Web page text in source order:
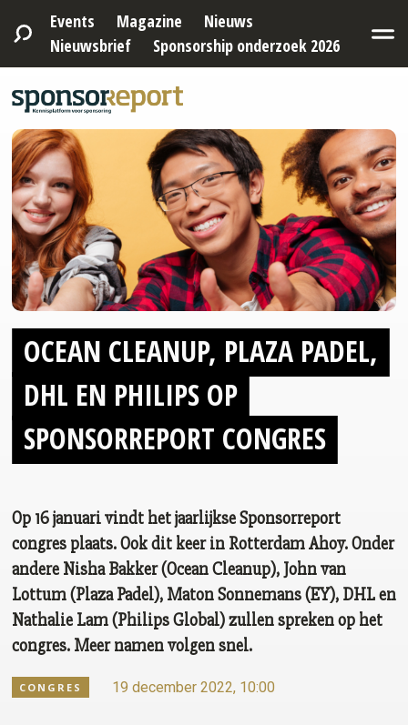
Events Magazine
Nieuws
Nieuwsbrief
Sponsorship onderzoek 2026
CONGRES 19 december 2022, 10:00
OCEAN CLEANUP, PLAZA PADEL,
DHL EN PHILIPS OP
SPONSORREPORT CONGRES
Op 16 januari vindt het jaarlijkse Sponsorreport
congres plaats. Ook dit keer in Rotterdam Ahoy. Onder
andere Nisha Bakker (Ocean Cleanup), John van
Lottum (Plaza Padel), Maton Sonnemans (EY), DHL en
Nathalie Lam (Philips Global) zullen spreken op het
congres. Meer namen volgen snel.